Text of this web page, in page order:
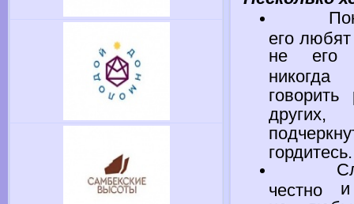
его
не его
гордитесь.
честно